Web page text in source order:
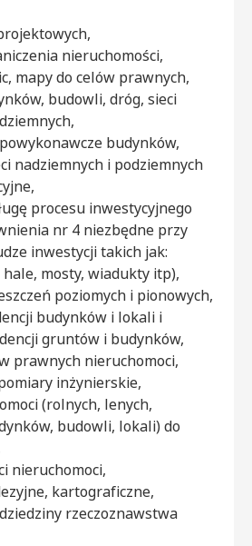
nieruchomości,
mapy do celów prawnych,
budowli, dróg, sieci
budynków,
nadziemnych i podziemnych
procesu inwestycyjnego
nr 4 niezbędne przy
inwestycji takich jak:
mosty, wiadukty itp),
poziomych i pionowych,
budynków i lokali i
gruntów i budynków,
prawnych nieruchomoci,
inżynierskie,
(rolnych, lenych,
budowli, lokali) do
nieruchomoci,
kartograficzne,
rzeczoznawstwa